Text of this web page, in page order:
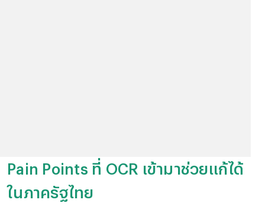
Pain Points ที่ OCR เข้ามาช่วยแก้ได้
ในภาครัฐไทย